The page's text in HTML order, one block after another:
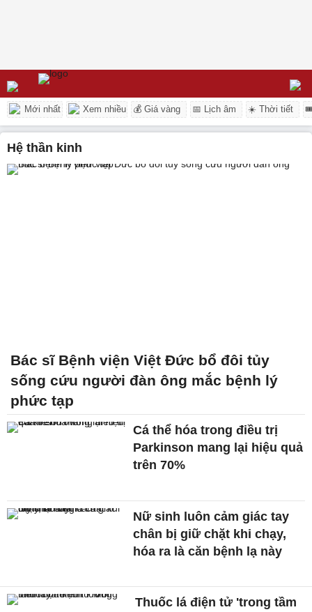
Mới nhất Xem nhiều 💰 Giá vàng 📅 Lịch âm ☀️ Thời tiết
hệ thần kinh
Bác sĩ Bệnh viện Việt Đức bổ đôi tủy
sống cứu người đàn ông mắc bệnh lý
phức tạp
Cá thể hóa trong điều trị
Parkinson mang lại hiệu quả
trên 70%
Nữ sinh luôn cảm giác tay
chân bị giữ chặt khi chạy,
hóa ra là căn bệnh lạ này
Thuốc lá điện tử 'trong tầm